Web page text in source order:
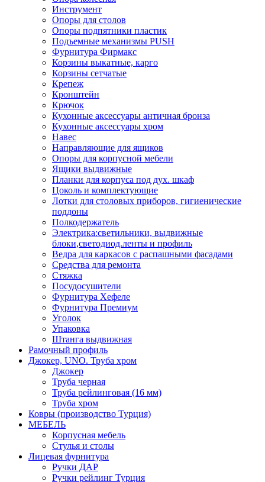
Инструмент
Опоры для столов
Опоры подпятники пластик
Подъемные механизмы PUSH
Фурнитура Фирмакс
Корзины выкатные, карго
Корзины сетчатые
Крепеж
Кронштейн
Крючок
Кухонные аксессуары античная бронза
Кухонные аксессуары хром
Навес
Направляющие для ящиков
Опоры для корпусной мебели
Ящики выдвижные
Планки для корпуса под дух. шкаф
Цоколь и комплектующие
Лотки для столовых приборов, гигиенические
поддоны
Полкодержатель
Электрика:светильники, выдвижные
блоки,светодиод.ленты и профиль
Ведра для каркасов с распашными фасадами
Средства для ремонта
Стяжка
Посудосушители
Фурнитура Хефеле
Фурнитура Премиум
Уголок
Упаковка
Штанга выдвижная
Рамочный профиль
Джокер, UNO. Труба хром
Джокер
Труба черная
Труба рейлинговая (16 мм)
Труба хром
Ковры (производство Турция)
МЕБЕЛЬ
Корпусная мебель
Стулья и столы
Лицевая фурнитура
Ручки ДАР
Ручки рейлинг Турция